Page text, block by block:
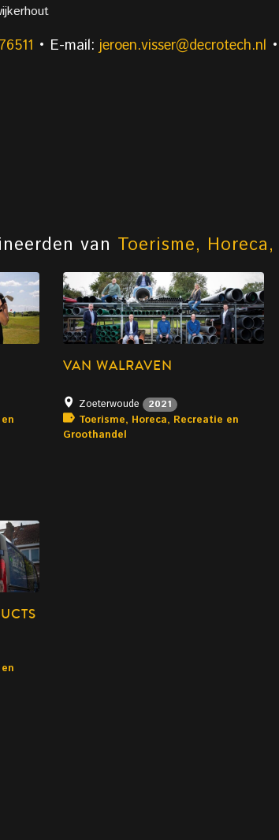
• E-mail: jeroen.visser@decrotech.nl
van Toerisme,
VAN WALRAVEN
Zoeterwoude 2021
Toerisme, Horeca, Recreatie en
Groothandel